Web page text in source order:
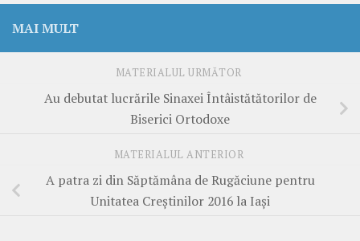
MAI MULT
MATERIALUL URMĂTOR
Au debutat lucrările Sinaxei Întâistătătorilor de
Biserici Ortodoxe
MATERIALUL ANTERIOR
A patra zi din Săptămâna de Rugăciune pentru
Unitatea Creștinilor 2016 la Iași